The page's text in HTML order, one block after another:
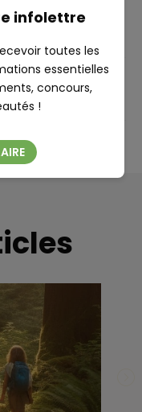
grandioses.
infolettre
toutes les
essentielles
concours,
!